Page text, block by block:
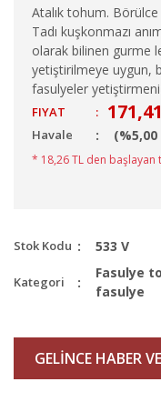
Atalık tohum. Börülce
Tadı kuşkonmazı
olarak bilinen gurme
yetiştirilmeye uygun,
fasulyeler
FIYAT :
Havale
* 18,26 TL den başlayan
Stok Kodu 533 V
Kategori
Fasulye
fasulye
GELİNCE HABER